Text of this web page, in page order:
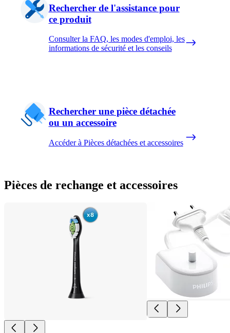
Rechercher de l'assistance pour
ce produit
Consulter la FAQ, les modes d'emploi, les
informations de sécurité et les conseils
Rechercher une pièce détachée
ou un accessoire
Accéder à Pièces détachées et accessoires
Pièces de rechange et accessoires